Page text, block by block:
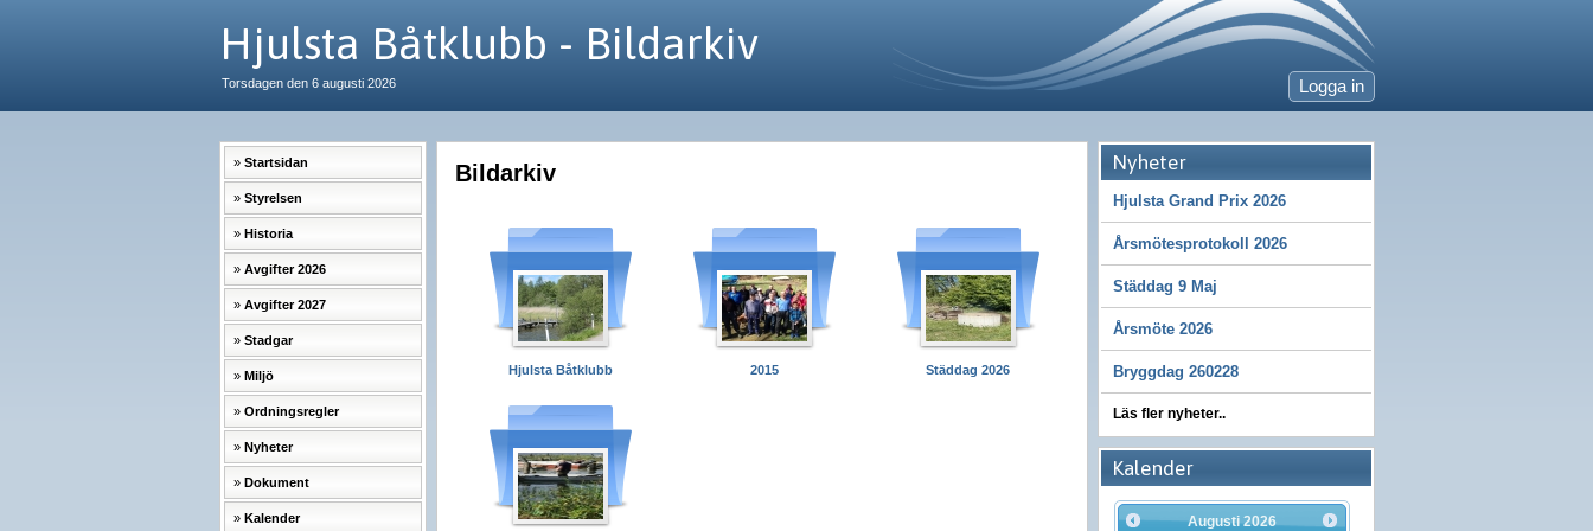
Logga in
Hjulsta Båtklubb - Bildarkiv
Torsdagen den 6 augusti 2026
Startsidan
Styrelsen
Historia
Avgifter 2026
Avgifter 2027
Stadgar
Miljö
Ordningsregler
Nyheter
Dokument
Kalender
Nyheter
Hjulsta Grand Prix 2026
Årsmötesprotokoll 2026
Städdag 9 Maj
Årsmöte 2026
Bryggdag 260228
Läs fler nyheter..
Kalender
Augusti 2026
Bildarkiv
Hjulsta Båtklubb 2015 Städdag 2026